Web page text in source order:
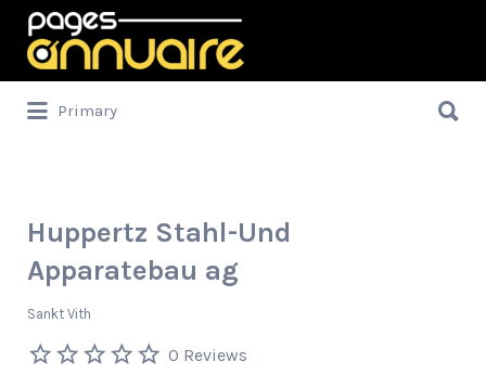
Rechercher:
Primary
Huppertz Stahl-Und
Apparatebau ag
Sankt Vith
0 Reviews